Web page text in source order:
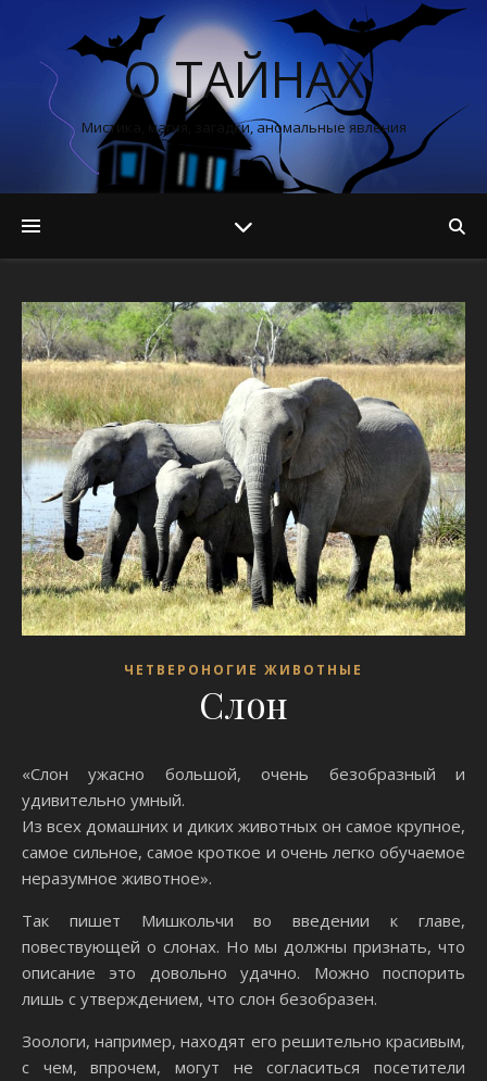
О ТАЙНАХ
Мистика, магия, загадки, аномальные явления
ЧЕТВЕРОНОГИЕ ЖИВОТНЫЕ
Слон
«Слон ужасно большой, очень безобразный и
удивительно умный.
Из всех домашних и диких животных он самое крупное,
самое сильное, самое кроткое и очень легко обучаемое
неразумное животное».
Так пишет Мишкольчи во введении к главе,
повествующей о слонах. Но мы должны признать, что
описание это довольно удачно. Можно поспорить
лишь с утверждением, что слон безобразен.
Зоологи, например, находят его решительно красивым,
с чем, впрочем, могут не согласиться посетители